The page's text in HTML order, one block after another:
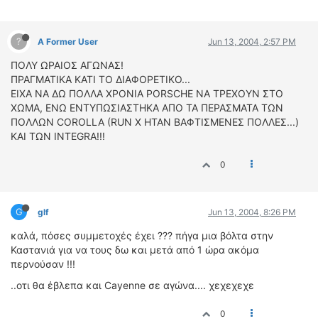
? A Former User Jun 13, 2004, 2:57 PM
ΠΟΛΥ ΩΡΑΙΟΣ ΑΓΩΝΑΣ!
ΠΡΑΓΜΑΤΙΚΑ ΚΑΤΙ ΤΟ ΔΙΑΦΟΡΕΤΙΚΟ...
ΕΙΧΑ ΝΑ ΔΩ ΠΟΛΛΑ ΧΡΟΝΙΑ PORSCHE ΝΑ ΤΡΕΧΟΥΝ ΣΤΟ
ΧΩΜΑ, ΕΝΩ ΕΝΤΥΠΩΣΙΑΣΤΗΚΑ ΑΠΟ ΤΑ ΠΕΡΑΣΜΑΤΑ ΤΩΝ
ΠΟΛΛΩΝ COROLLA (RUN X ΗΤΑΝ ΒΑΦΤΙΣΜΕΝΕΣ ΠΟΛΛΕΣ...)
ΚΑΙ ΤΩΝ INTEGRA!!!
0
G glf Jun 13, 2004, 8:26 PM
καλά, πόσες συμμετοχές έχει ??? πήγα μια βόλτα στην
Καστανιά για να τους δω και μετά από 1 ώρα ακόμα
περνούσαν !!!
..οτι θα έβλεπα και Cayenne σε αγώνα.... χεχεχεχε
0
ΠΡΟΣΦΟΡΕΣ
ΜΕΤΑΧΕΙΡΙΣΜΕΝΑ
2ΤΡΟΧΟΙ
ΟΔΗΓΟΥΜΕ
ΕΠΙΚΑΙΡΟΤΗΤΑ
ΑΡΧΕΙΟ ΤΕΥΧΩΝ